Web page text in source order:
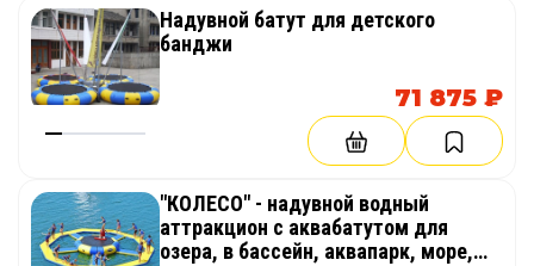
Надувной батут для детского
банджи
71 875 ₽
"КОЛЕСО" - надувной водный
аттракцион с аквабатутом для
озера, в бассейн, аквапарк, море,